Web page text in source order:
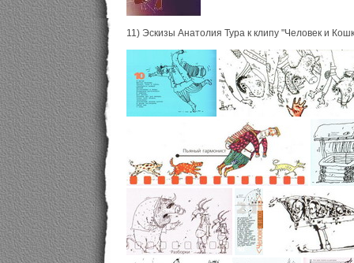
11) Эскизы Анатолия Тура к клипу "Человек и